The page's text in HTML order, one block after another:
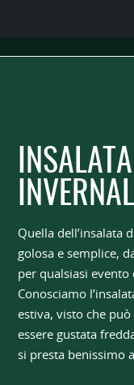
Quella dell’insalata
golosa e semplice,
per qualsiasi evento
Conosciamo
estiva, visto che
essere gustata
si presta benissimo